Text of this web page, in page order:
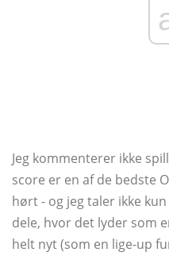
Jeg kommenterer ikke
score er en af ​​de bedste
hørt - og jeg taler ikke
dele, hvor det lyder som
helt nyt (som en lige-up